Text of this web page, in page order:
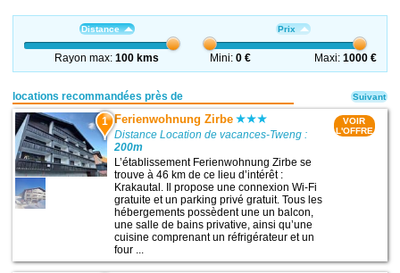
Distance
Rayon max:100 kms
Prix
Mini:0 € Maxi: 1000 €
locations recommandées près de
1 Ferienwohnung Zirbe
Distance Location de vacances-Tweng :
200m
L’établissement Ferienwohnung Zirbe se
trouve à 46 km de ce lieu d’intérêt :
Krakautal. Il propose une connexion Wi-Fi
gratuite et un parking privé gratuit. Tous les
hébergements possèdent une un balcon,
une salle de bains privative, ainsi qu’une
cuisine comprenant un réfrigérateur et un
four ...
VOIR
L'OFFRE
Suivant